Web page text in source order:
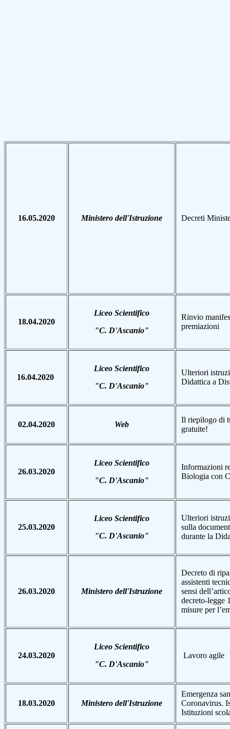
16.05.2020 Ministero dell'Istruzione Decreti
18.04.2020
Liceo Scientifico
"C. D'Ascanio"
Rinvio
premiazioni
16.04.2020
Liceo Scientifico
"C. D'Ascanio"
Ulteriori
Didattica a
02.04.2020 Web
Il riepilogo di
gratuite!
26.03.2020
Liceo Scientifico
"C. D'Ascanio"
Informazioni
Biologia con
25.03.2020
Liceo Scientifico
"C. D'Ascanio"
Ulteriori
sulla
durante la
26.03.2020 Ministero dell'Istruzione
Decreto di
assistenti
sensi
decreto-legge
misure per
24.03.2020
Liceo Scientifico
"C. D'Ascanio"
Lavoro agile
18.03.2020 Ministero dell'Istruzione
Emergenza
Coronavirus.
Istituzioni